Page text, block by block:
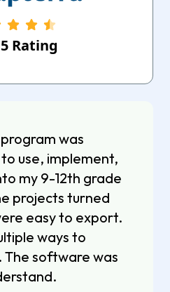
5 Rating
was
use, implement,
my 9-12th grade
projects turned
easy to export.
ways to
The software was